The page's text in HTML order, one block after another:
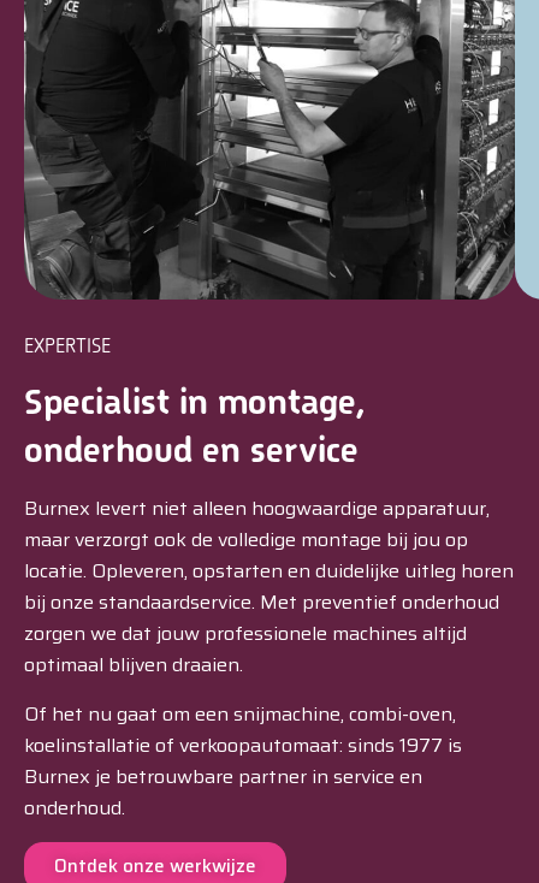
EXPERTISE
Specialist in montage,
onderhoud en service
Burnex levert niet alleen hoogwaardige apparatuur,
maar verzorgt ook de volledige montage bij jou op
locatie. Opleveren, opstarten en duidelijke uitleg horen
bij onze standaardservice. Met preventief onderhoud
zorgen we dat jouw professionele machines altijd
optimaal blijven draaien.
Of het nu gaat om een snijmachine, combi-oven,
koelinstallatie of verkoopautomaat: sinds 1977 is
Burnex je betrouwbare partner in service en
onderhoud.
Ontdek onze werkwijze